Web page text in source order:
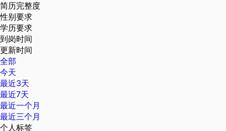
简历完整度
性别要求
学历要求
到岗时间
更新时间
全部
今天
最近3天
最近7天
最近一个月
最近三个月
个人标签